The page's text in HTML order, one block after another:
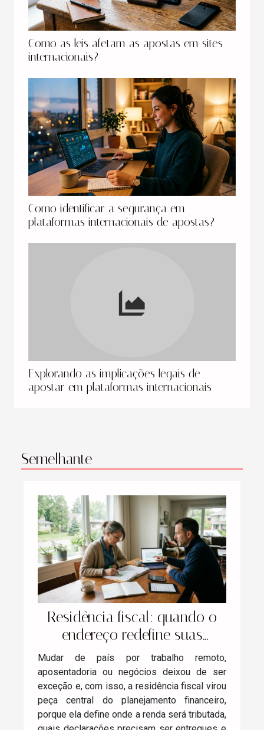
Como as leis afetam as apostas em sites
internacionais?
Como identificar a segurança em
plataformas internacionais de apostas?
Explorando as implicações legais de
apostar em plataformas internacionais
Semelhante
Residência fiscal: quando o
endereço redefine suas
finanças
Mudar de país por trabalho remoto,
aposentadoria ou negócios deixou de ser
exceção e, com isso, a residência fiscal virou
peça central do planejamento financeiro,
porque ela define onde a renda será tributada,